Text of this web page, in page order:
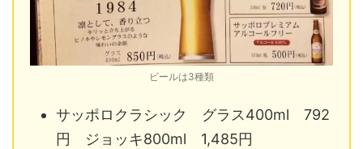
ビールは3種類
サッポロクラシック グラス400ml 792
円 ジョッキ800ml 1,485円